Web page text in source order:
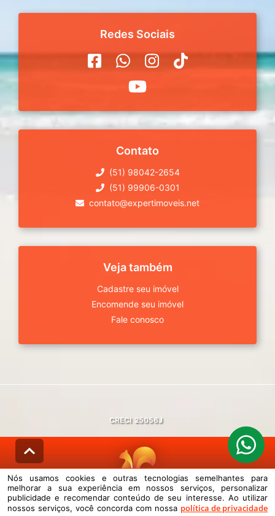
Redes Sociais
Contato
(51) 98042-2654
(51) 99906-0301
contato@expertimoveis.net
Veja também
Cadastre seu imóvel
Encomende seu imóvel
Fale conosco
CRECI 25056J
© DESENVOLVIDO PELAAGIL.NET
Nós usamos cookies e outras tecnologias semelhantes para melhorar a
Nós usamos cookies e outras tecnologias semelhantes para
melhorar a sua experiência em nossos serviços, personalizar
publicidade e recomendar conteúdo de seu interesse. Ao utilizar
nossos serviços, você concorda com nossa política de privacidade